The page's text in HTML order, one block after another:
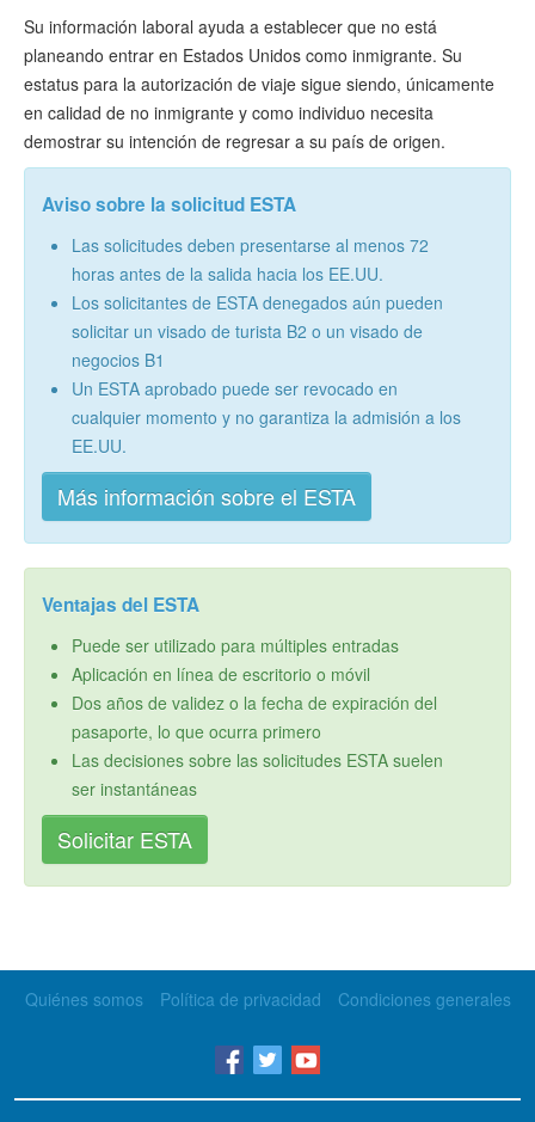
Su información laboral ayuda a establecer que no está
planeando entrar en Estados Unidos como inmigrante. Su
estatus para la autorización de viaje sigue siendo, únicamente
en calidad de no inmigrante y como individuo necesita
demostrar su intención de regresar a su país de origen.
Aviso sobre la solicitud ESTA
Las solicitudes deben presentarse al menos 72
horas antes de la salida hacia los EE.UU.
Los solicitantes de ESTA denegados aún pueden
solicitar un visado de turista B2 o un visado de
negocios B1
Un ESTA aprobado puede ser revocado en
cualquier momento y no garantiza la admisión a los
EE.UU.
Más información sobre el ESTA
Ventajas del ESTA
Puede ser utilizado para múltiples entradas
Aplicación en línea de escritorio o móvil
Dos años de validez o la fecha de expiración del
pasaporte, lo que ocurra primero
Las decisiones sobre las solicitudes ESTA suelen
ser instantáneas
Solicitar ESTA
Quiénes somos Política de privacidad Condiciones generales